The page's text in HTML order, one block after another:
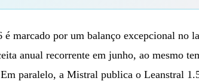
marcado por um balanço excepcional no
anual recorrente em junho, ao mesmo
paralelo, a Mistral publica o Leanstral